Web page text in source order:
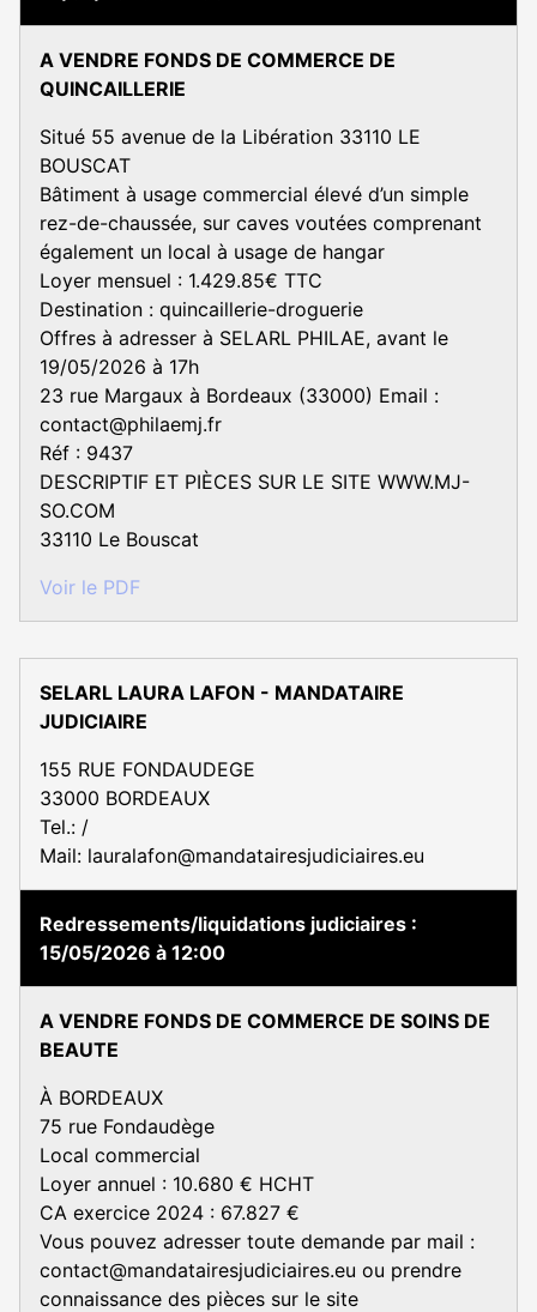
A VENDRE FONDS DE COMMERCE DE
QUINCAILLERIE
Situé 55 avenue de la Libération 33110 LE
BOUSCAT
Bâtiment à usage commercial élevé d’un simple
rez-de-chaussée, sur caves voutées comprenant
également un local à usage de hangar
Loyer mensuel : 1.429.85€ TTC
Destination : quincaillerie-droguerie
Offres à adresser à SELARL PHILAE, avant le
19/05/2026 à 17h
23 rue Margaux à Bordeaux (33000) Email :
contact@philaemj.fr
Réf : 9437
DESCRIPTIF ET PIÈCES SUR LE SITE WWW.MJ-
SO.COM
33110 Le Bouscat
Voir le PDF
SELARL LAURA LAFON - MANDATAIRE
JUDICIAIRE
155 RUE FONDAUDEGE
33000 BORDEAUX
Tel.: /
Mail: lauralafon@mandatairesjudiciaires.eu
Redressements/liquidations judiciaires
15/05/2026 à 12:00
A VENDRE FONDS DE COMMERCE DE SOINS DE
BEAUTE
À BORDEAUX
75 rue Fondaudège
Local commercial
Loyer annuel : 10.680 € HCHT
CA exercice 2024 : 67.827 €
Vous pouvez adresser toute demande par mail :
contact@mandatairesjudiciaires.eu ou prendre
connaissance des pièces sur le site